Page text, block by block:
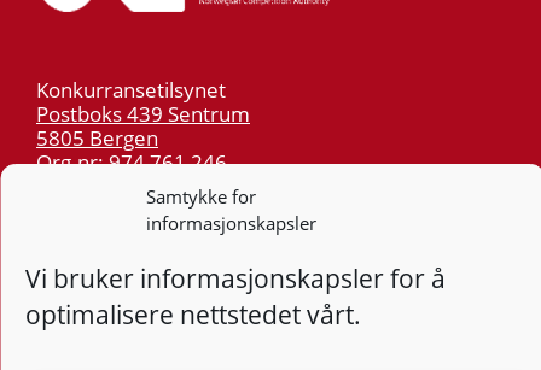
Samtykke for
informasjonskapsler
Vi bruker informasjonskapsler for å
optimalisere nettstedet vårt.
Konkurransetilsynet
Postboks 439 Sentrum
5805 Bergen
Org.nr: 974 761 246
55 59 75 00
Nyhetsvarsel >>